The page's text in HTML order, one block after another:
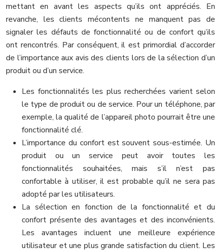
mettant en avant les aspects qu’ils ont appréciés. En
revanche, les clients mécontents ne manquent pas de
signaler les défauts de fonctionnalité ou de confort qu’ils
ont rencontrés. Par conséquent, il est primordial d’accorder
de l’importance aux avis des clients lors de la sélection d’un
produit ou d’un service.
Les fonctionnalités les plus recherchées varient selon
le type de produit ou de service. Pour un téléphone, par
exemple, la qualité de l’appareil photo pourrait être une
fonctionnalité clé.
L’importance du confort est souvent sous-estimée. Un
produit ou un service peut avoir toutes les
fonctionnalités souhaitées, mais s’il n’est pas
confortable à utiliser, il est probable qu’il ne sera pas
adopté par les utilisateurs.
La sélection en fonction de la fonctionnalité et du
confort présente des avantages et des inconvénients.
Les avantages incluent une meilleure expérience
utilisateur et une plus grande satisfaction du client. Les